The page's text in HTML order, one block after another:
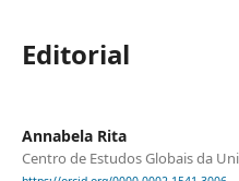
Editorial
Annabela Rita
Centro de Estudos Globais da